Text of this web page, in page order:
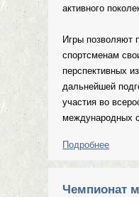
активного
Игры позволяют
спортсменам
перспективных
дальнейшей
участия во
международных
Подробнее
Чемпионат